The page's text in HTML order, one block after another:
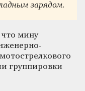
зарядом.
мину
группировки